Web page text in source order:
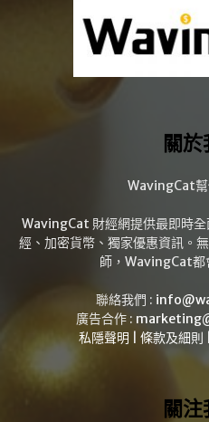
關於
WavingCat幫
WavingCat 財經網提供最即時
經、加密貨幣、獨家優惠資訊。
師，WavingCat都
聯絡我們 :
廣告合作 :
私隱聲明
條款及細則
關注